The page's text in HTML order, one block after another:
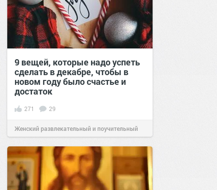
9 вещей, которые надо успеть
сделать в декабре, чтобы в
новом году было счастье и
достаток
271 29
Женский развлекательный и поучительный
сайт.20:1815 дек 2020